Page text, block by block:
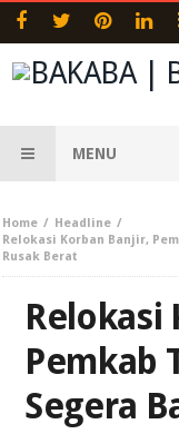
MENU
Home
Headline
Relokasi Korban Banjir,
Rusak Berat
Relokasi
Pemkab
Segera